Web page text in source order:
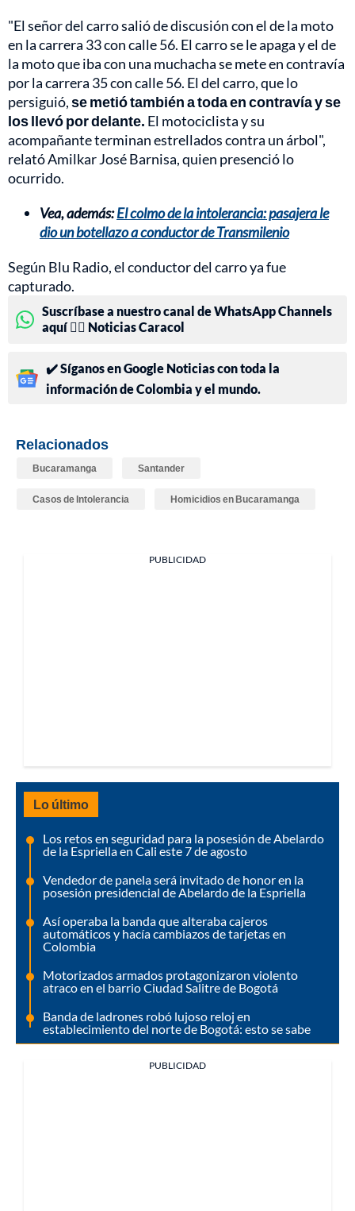
"El señor del carro salió de discusión con el de la moto
en la carrera 33 con calle 56. El carro se le apaga y el de
la moto que iba con una muchacha se mete en contravía
por la carrera 35 con calle 56. El del carro, que lo
persiguió,se metió también a toda en contravía y se
los llevó por delante. El motociclista y su
acompañante terminan estrellados contra un árbol",
relató Amilkar José Barnisa, quien presenció lo
ocurrido.
Vea, además:El colmo de la intolerancia: pasajera le
dio un botellazo a conductor de Transmilenio
Según Blu Radio, el conductor del carro ya fue
capturado.
Suscríbase a nuestro canal de WhatsApp Channels
aquí 👉🏻 Noticias Caracol
✔️ Síganos en Google Noticias con toda la
información de Colombia y el mundo.
Relacionados
Bucaramanga Santander
Casos de Intolerancia Homicidios en Bucaramanga
PUBLICIDAD
Lo último
Los retos en seguridad para la posesión de Abelardo
de la Espriella en Cali este 7 de agosto
Vendedor de panela será invitado de honor en la
posesión presidencial de Abelardo de la Espriella
Así operaba la banda que alteraba cajeros
automáticos y hacía cambiazos de tarjetas en
Colombia
Motorizados armados protagonizaron violento
atraco en el barrio Ciudad Salitre de Bogotá
Banda de ladrones robó lujoso reloj en
establecimiento del norte de Bogotá: esto se sabe
PUBLICIDAD